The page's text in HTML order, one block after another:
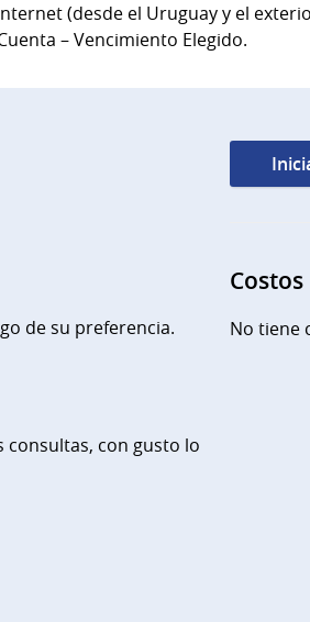
(desde el Uruguay y el
– Vencimiento Elegido.
de su preferencia.
consultas, con gusto lo
Costos
No tiene